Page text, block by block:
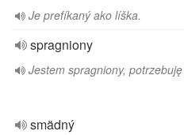
Je prefíkaný ako líška.
spragniony
Jestem spragniony, potrzebuję
smädný